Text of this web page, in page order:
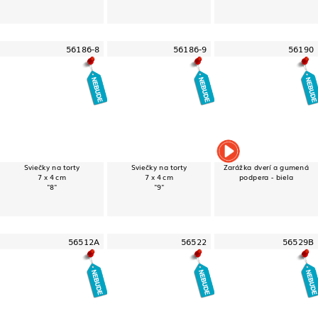
56186-8
Sviečky na torty
7 x 4 cm
"8"
56186-9
Sviečky na torty
7 x 4 cm
"9"
56190
Zarážka dverí a gumená
podpera - biela
56512A 56522 56529B